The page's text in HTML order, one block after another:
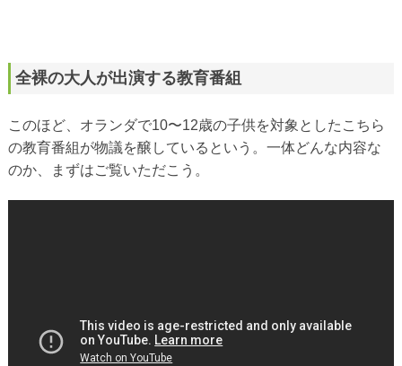
全裸の大人が出演する教育番組
このほど、オランダで10〜12歳の子供を対象としたこちら
の教育番組が物議を醸しているという。一体どんな内容な
のか、まずはご覧いただこう。